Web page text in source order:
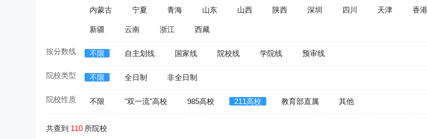
内蒙古 宁夏 青海 山东 山西 陕西 深圳 四川 天津 香港
新疆 云南 浙江 西藏
按分数线 不限 自主划线 国家线 院校线 学院线 预审线
院校类型 不限 全日制 非全日制
院校性质 不限 "双一流"高校 985高校 211高校 教育部直属 其他
共查到 110 所院校